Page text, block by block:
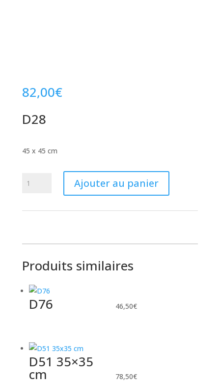
82,00€
D28
45 x 45 cm
Ajouter au panier
Produits similaires
D76 46,50€
D51 35×35
cm 78,50€